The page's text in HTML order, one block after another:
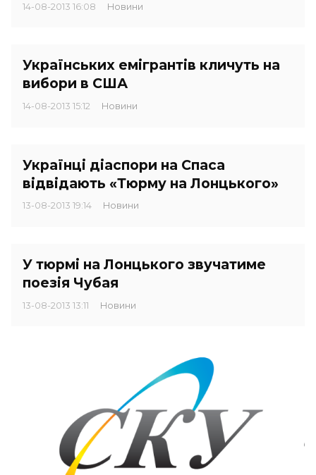
14-08-2013 16:08 Новини
Українських емігрантів кличуть на
вибори в США
14-08-2013 15:12 Новини
Українці діаспори на Спаса
відвідають «Тюрму на Лонцького»
13-08-2013 19:14 Новини
У тюрмі на Лонцького звучатиме
поезія Чубая
13-08-2013 13:11 Новини